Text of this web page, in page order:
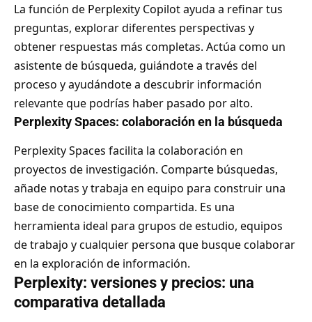
La función de Perplexity Copilot ayuda a refinar tus
preguntas, explorar diferentes perspectivas y
obtener respuestas más completas. Actúa como un
asistente de búsqueda, guiándote a través del
proceso y ayudándote a descubrir información
relevante que podrías haber pasado por alto.
Perplexity Spaces: colaboración en la búsqueda
Perplexity Spaces facilita la colaboración en
proyectos de investigación. Comparte búsquedas,
añade notas y trabaja en equipo para construir una
base de conocimiento compartida. Es una
herramienta ideal para grupos de estudio, equipos
de trabajo y cualquier persona que busque colaborar
en la exploración de información.
Perplexity: versiones y precios: una
comparativa detallada